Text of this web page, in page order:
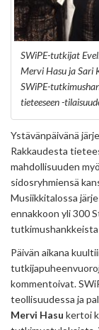
SWiPE-tutkijat
Mervi Hasu ja Sari
SWiPE-
tieteeseen -
Ystävänpäivänä
Rakkaudesta
mahdollisuuden
sidosryhmiensä
Musiikkitalossa
ennakkoon yli 300
Päivän aikana
kommentoivat.
teollisuudessa ja
Mervi Hasu kertoi